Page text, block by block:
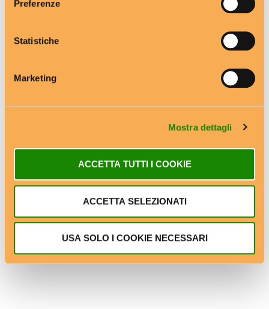
Preferenze
Statistiche
Marketing
Mostra dettagli
ACCETTA TUTTI I COOKIE
ACCETTA SELEZIONATI
USA SOLO I COOKIE NECESSARI
Next Post
Cefalù (PA)
RELATED POSTS